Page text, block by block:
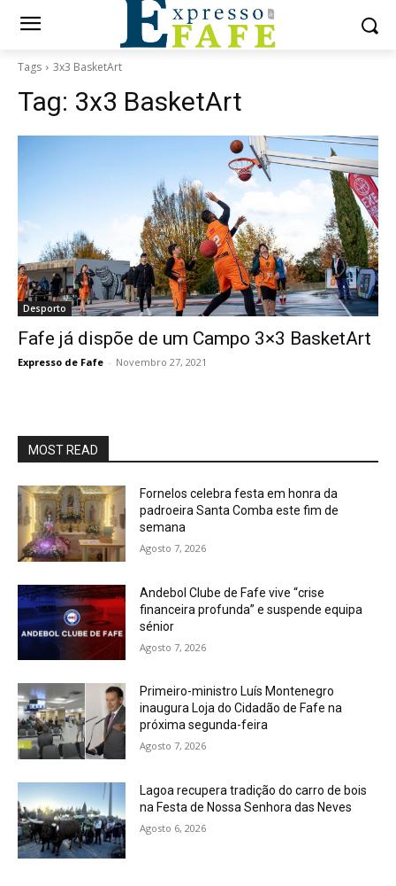
Tags 3x3 BasketArt
Tag: 3x3 BasketArt
Desporto
Fafe já dispõe de um Campo 3×3 BasketArt
Expresso de Fafe - Novembro 27, 2021
MOST READ
Fornelos celebra festa em honra da
padroeira Santa Comba este fim de
semana
Agosto 7, 2026
Andebol Clube de Fafe vive “crise
financeira profunda” e suspende equipa
sénior
Agosto 7, 2026
Primeiro-ministro Luís Montenegro
inaugura Loja do Cidadão de Fafe na
próxima segunda-feira
Agosto 7, 2026
Lagoa recupera tradição do carro de bois
na Festa de Nossa Senhora das Neves
Agosto 6, 2026